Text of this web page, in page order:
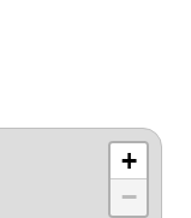
+
−